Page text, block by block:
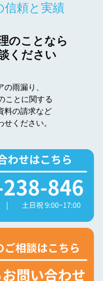
信頼と実績
のことなら
ください
雨漏り、
ことに関する
料の請求など
ください。